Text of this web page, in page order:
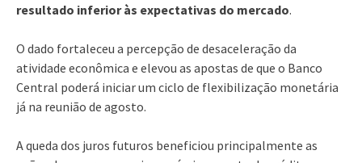
resultado inferior às expectativas do mercado.
O dado fortaleceu a percepção de desaceleração da
atividade econômica e elevou as apostas de que o Banco
Central poderá iniciar um ciclo de flexibilização monetária
já na reunião de agosto.
A queda dos juros futuros beneficiou principalmente as